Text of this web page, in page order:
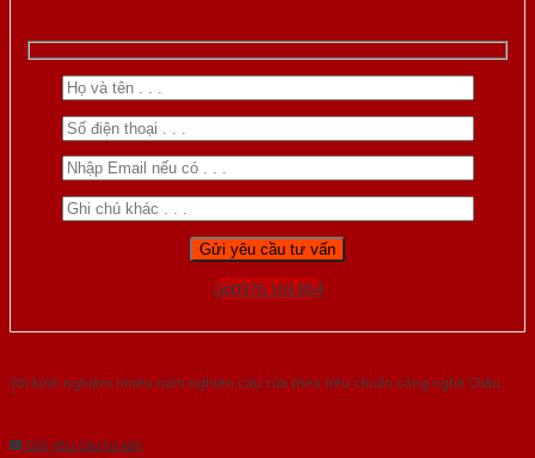
Gọi 0976.169.864
Với kinh nghiệm nhiêu năm nghiên cứu cửa theo tiêu chuẩn công nghệ Châu
Gửi yêu cầu tư vấn